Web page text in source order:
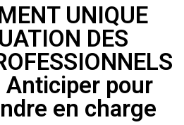
UNIQUE
DES
Anticiper pour
en charge